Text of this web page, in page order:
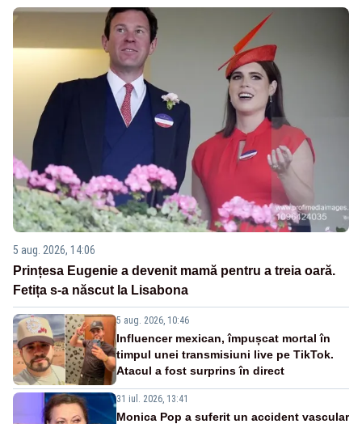
5 aug. 2026, 14:06
Prințesa Eugenie a devenit mamă pentru a treia oară.
Fetița s-a născut la Lisabona
5 aug. 2026, 10:46
Influencer mexican, împușcat mortal în
timpul unei transmisiuni live pe TikTok.
Atacul a fost surprins în direct
31 iul. 2026, 13:41
Monica Pop a suferit un accident vascular